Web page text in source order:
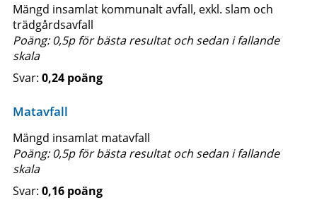
Mängd insamlat kommunalt avfall, exkl. slam och
trädgårdsavfall
Poäng: 0,5p för bästa resultat och sedan i fallande
skala
0,24 poäng
Matavfall
Mängd insamlat matavfall
Poäng: 0,5p för bästa resultat och sedan i fallande
skala
0,16 poäng